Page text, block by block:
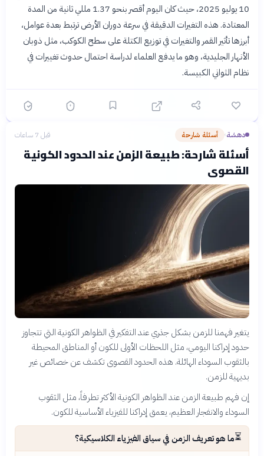
10 يوليو 2025، حيث كان اليوم أقصر بنحو 1.37 مللي ثانية من المدة
المعتادة. هذه التغيرات الدقيقة في سرعة دوران الأرض ترتبط بعدة عوامل،
أبرزها تأثير القمر والتغيرات في توزيع الكتلة على سطح الكوكب، مثل ذوبان
الأنهار الجليدية، وهو ما يدفع العلماء لدراسة احتمال حدوث تغييرات في
نظام الثواني الكبيسة.
دهشة› أسئلة شارحة قبل 7 ساعات
أسئلة شارحة: طبيعة الزمن عند الحدود الكونية
القصوى
يتغير فهمنا للزمن بشكل جذري عند التفكير في الظواهر الكونية التي تتجاوز
حدود إدراكنا اليومي، مثل اللحظات الأولى للكون أو المناطق المحيطة
بالثقوب السوداء الهائلة. هذه الحدود القصوى تكشف عن خصائص غير
بديهية للزمن.
إن فهم طبيعة الزمن عند الظواهر الكونية الأكثر تطرفاً، مثل الثقوب
السوداء والانفجار العظيم، يعمق إدراكنا للفيزياء الأساسية للكون.
⏳ما هو تعريف الزمن في سياق الفيزياء الكلاسيكية؟